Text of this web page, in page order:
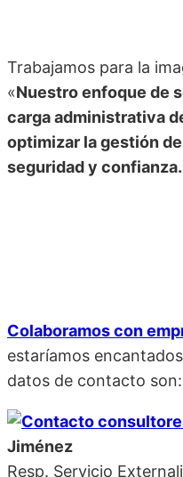
Trabajamos para la
«Nuestro enfoque de
carga administrativa
optimizar la gestión
seguridad y
Colaboramos con
estaríamos
datos de contacto son:
Jiménez
Resp. Servicio